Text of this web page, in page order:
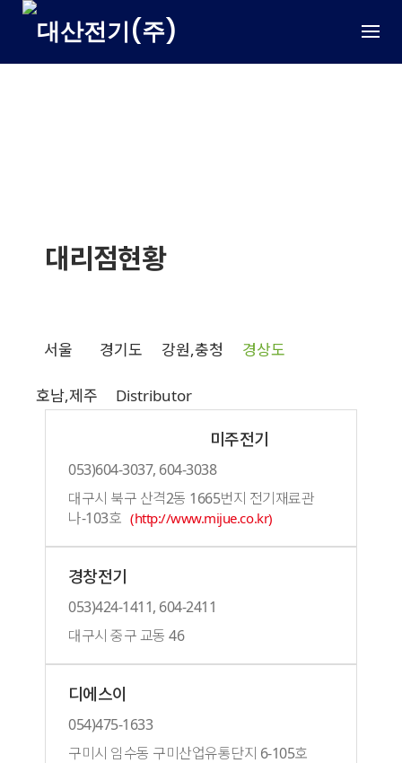
Skip
대리점현황
서울 경기도 강원,충청 경상도
호남,제주 Distributor
미주전기
053)604-3037, 604-3038
대구시 북구 산격2동 1665번지 전기재료관
나-103호 (http://www.mijue.co.kr)
경창전기
053)424-1411, 604-2411
대구시 중구 교동 46
디에스이
054)475-1633
구미시 임수동 구미산업유통단지 6-105호